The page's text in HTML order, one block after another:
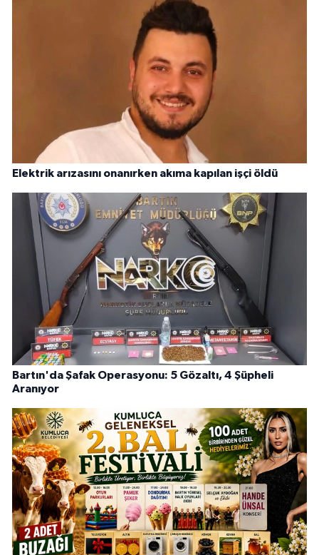
Elektrik arızasını onanırken akıma kapılan işçi öldü
Bartın'da Şafak Operasyonu: 5 Gözaltı, 4 Şüpheli
Aranıyor